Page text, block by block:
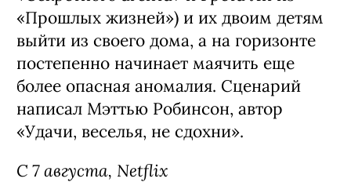
«Прошлых жизней») и их двоим детям
выйти из своего дома, а на горизонте
постепенно начинает маячить еще
более опасная аномалия. Сценарий
написал Мэттью Робинсон, автор
«Удачи, веселья, не сдохни».
С 7 августа, Netflix